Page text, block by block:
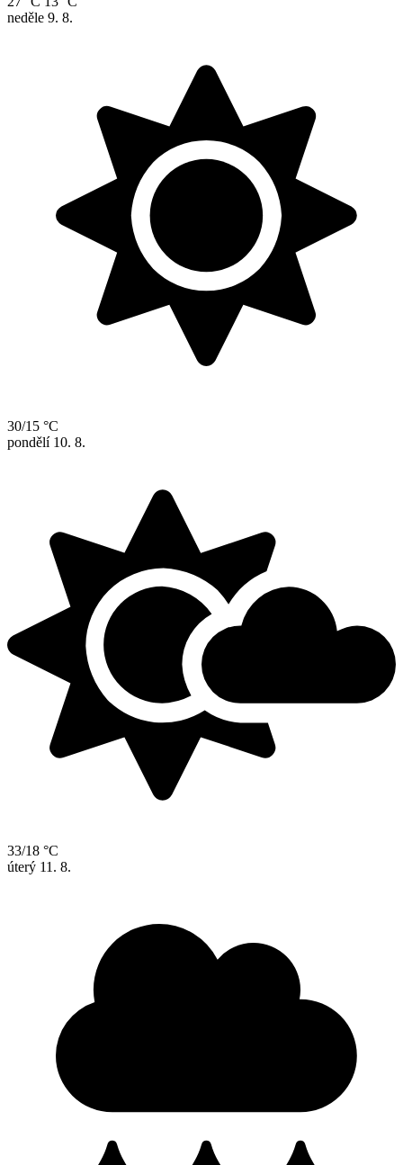
neděle 9. 8.
30/15 °C
pondělí 10. 8.
33/18 °C
úterý 11. 8.